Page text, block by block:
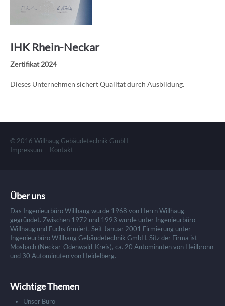
IHK Rhein-Neckar
Zertifikat 2024
Dieses Unternehmen sichert Qualität durch Ausbildung.
© 2016 Willhaug Gebäudetechnik GmbH
Impressum
Kontakt
Über uns
Das Ingenieurbüro Willhaug wurde 1968 von Herrn Willhaug
gegründet. Zwischen 1972 und 1993 wurde unter Ingenieurbüro
Willhaug und Fuchs firmiert. Seit Januar 2001 Firmierung unter
Ingenieurbüro Willhaug Gebäudetechnik GmbH. Sitz der Firma ist
Mosbach (Neckar-Odenwald-Kreis), ca. 20 Autominuten von Heilbronn
und 30 Autominuten von Heidelberg.
Wichtige Themen
Unser Büro